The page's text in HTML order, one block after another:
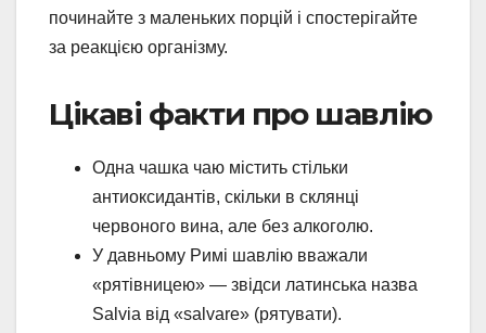
починайте з маленьких порцій і спостерігайте
за реакцією організму.
Цікаві факти про шавлію
Одна чашка чаю містить стільки
антиоксидантів, скільки в склянці
червоного вина, але без алкоголю.
У давньому Римі шавлію вважали
«рятівницею» — звідси латинська назва
Salvia від «salvare» (рятувати).